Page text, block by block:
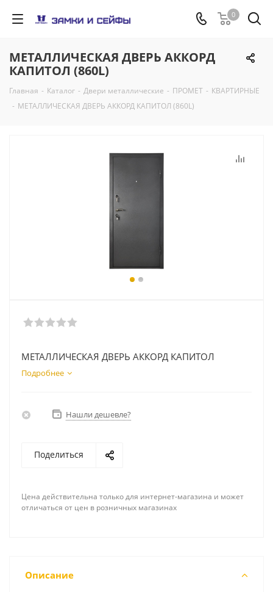
0
МЕТАЛЛИЧЕСКАЯ ДВЕРЬ АККОРД
КАПИТОЛ (860L)
Главная - Каталог - Двери металлические - ПРОМЕТ - КВАРТИРНЫЕ
- МЕТАЛЛИЧЕСКАЯ ДВЕРЬ АККОРД КАПИТОЛ (860L)
МЕТАЛЛИЧЕСКАЯ ДВЕРЬ АККОРД КАПИТОЛ
Подробнее
Нашли дешевле?
Поделиться
Цена действительна только для интернет-магазина и может
отличаться от цен в розничных магазинах
Описание